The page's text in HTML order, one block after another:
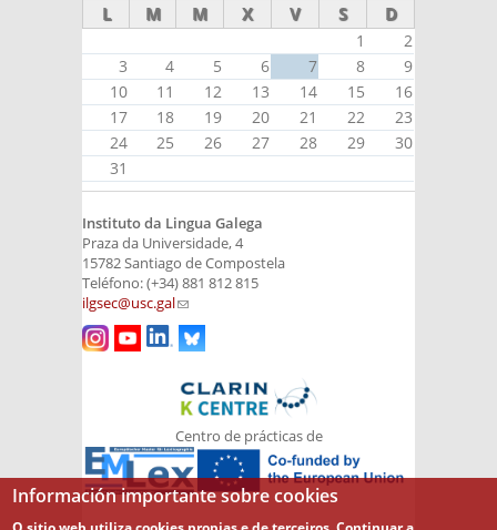
L M M X V S D
1
2
3
4 5 6 7 8
9
10
11 12 13 14 15
16
17
18 19 20 21 22
23
24
25 26 27 28 29
30
31
Instituto da Lingua Galega
Praza da Universidade, 4
15782 Santiago de Compostela
Teléfono: (+34) 881 812 815
ilgsec@usc.gal(link sends e-mail)
Centro de prácticas de
Información importante sobre cookies